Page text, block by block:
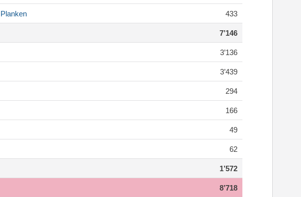
Planken 433
7’146
3’136
3’439
294
166
49
62
1’572
8’718